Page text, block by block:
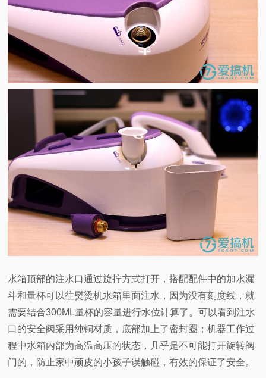
水箱顶部的注水口通过旋拧方式打开，搭配配件中的加水漏
斗和量杯可以往熨烫机水箱里面注水，因为没有刻度线，就
需要结合300ML量杯的容量进行水位计算了。可以看到注水
口的安全阀采用纯铜材质，底部加上了密封圈；机器工作过
程中水箱内部为高温高压的状态，几乎是不可能打开旋转阀
门的，防止家中顽皮的小孩子误触碰，有效的保证了安全。